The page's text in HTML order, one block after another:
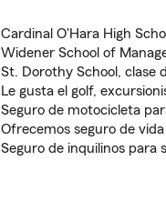
Cardinal O'Hara High
Widener School of
St. Dorothy School, clase
Le gusta el golf,
Seguro de motocicleta
Ofrecemos seguro de
Seguro de inquilinos para